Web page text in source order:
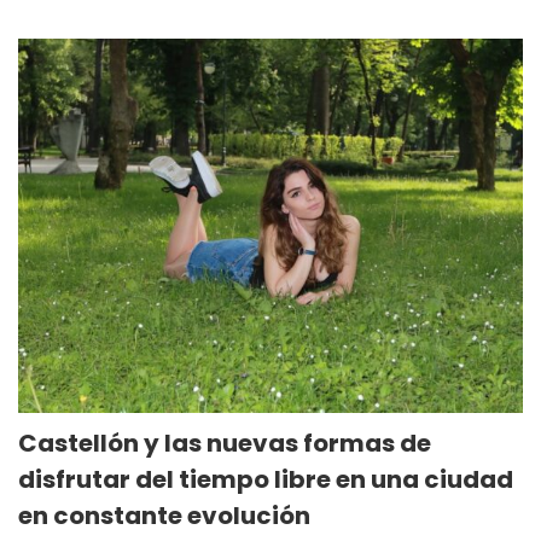
Castellón y las nuevas formas de
disfrutar del tiempo libre en una ciudad
en constante evolución